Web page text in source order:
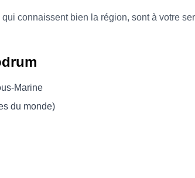
connaissent bien la région, sont à votre
Marine
du monde)